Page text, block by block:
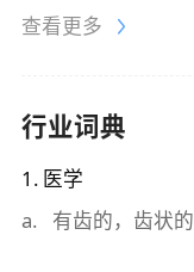
查看更多
行业词典
1 . 医学
a. 有齿的，齿状的